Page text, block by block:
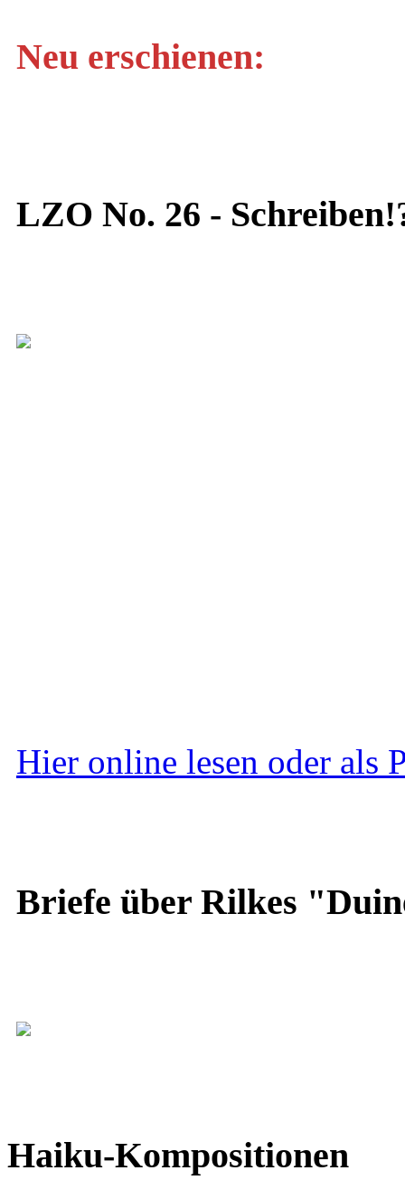
Neu erschienen:
LZO No. 26 -
Hier online lesen oder als
Briefe über Rilkes
Haiku-Kompositionen